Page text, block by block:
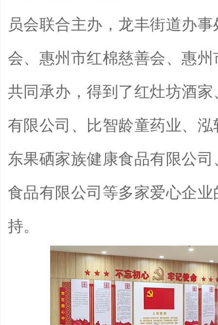
员会联合主办，龙丰街道办
会、惠州市红棉慈善会、惠
共同承办，得到了红灶坊酒
有限公司、比智龄童药业、
东果硒家族健康食品有限公
食品有限公司等多家爱心企
持。